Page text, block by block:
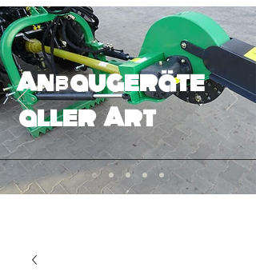
Anbaugeräte
aller Art